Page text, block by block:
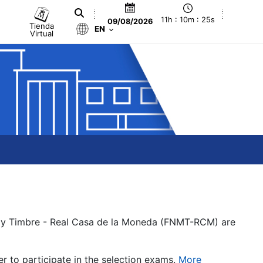
Tienda
Virtual
09/08/2026 11h : 10m : 26s
EN
- Real Casa de la Moneda (FNMT-RCM) are
to participate in the selection exams. More